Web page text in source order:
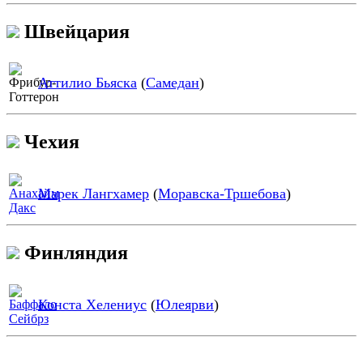
Швейцария
Аттилио Бьяска (Самедан)
Чехия
Марек Лангхамер (Моравска-Тршебова)
Финляндия
Конста Хелениус (Юлеярви)